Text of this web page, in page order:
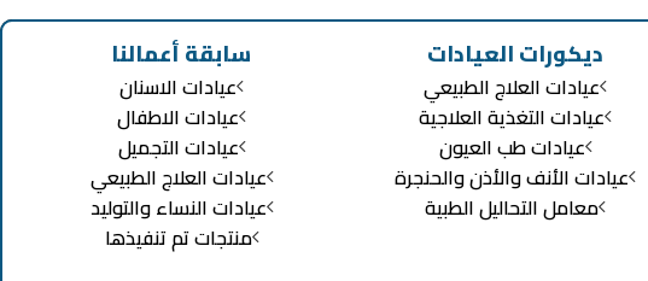
ديكورات العيادات
عيادات العلاج الطبيعي
عيادات التغذية العلاجية
عيادات طب العيون
عيادات الأنف والأذن والحنجرة
معامل التحاليل الطبية
سابقة أعمالنا
عيادات الاسنان
عيادات الاطفال
عيادات التجميل
عيادات العلاج الطبيعي
عيادات النساء والتوليد
منتجات تم تنفيذها